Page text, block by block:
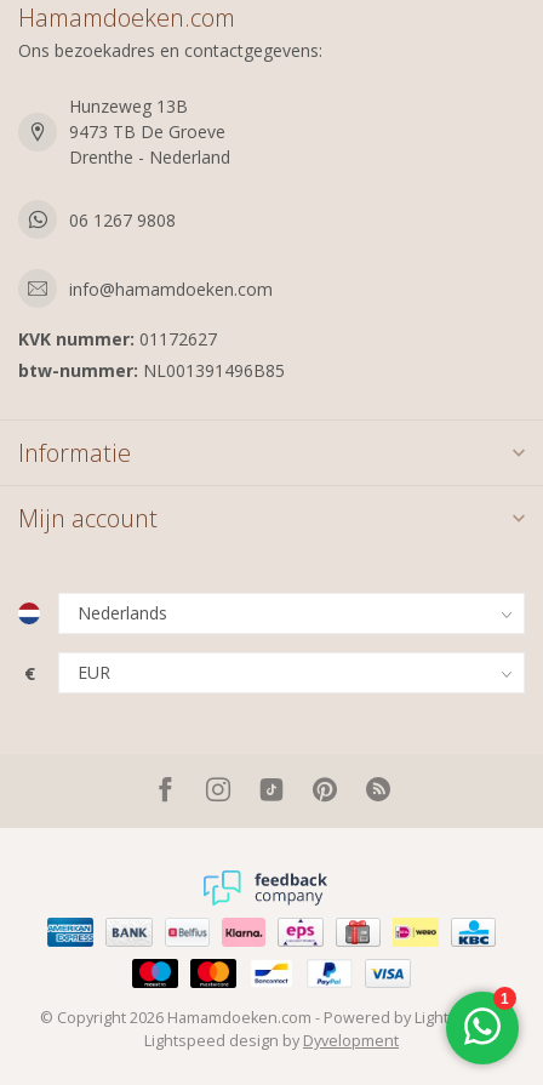
Hamamdoeken.com
Ons bezoekadres en contactgegevens:
Hunzeweg 13B
9473 TB De Groeve
Drenthe - Nederland
06 1267 9808
info@hamamdoeken.com
KVK nummer: 01172627
btw-nummer: NL001391496B85
Informatie
Mijn account
€
© Copyright 2026 Hamamdoeken.com - Powered by Lightspeed-
Lightspeed design by Dyvelopment